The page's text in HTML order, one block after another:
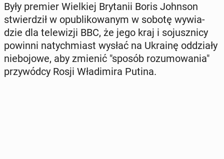
Były premier Wiel­kiej Bry­ta­nii Boris Johnson
stwier­dził w opu­bli­ko­wa­nym w sobotę wy­wia­
dzie dla te­le­wi­zji BBC, że jego kraj i so­jusz­ni­cy
powinni na­tych­miast wysłać na Ukrainę od­dzia­ły
nie­bo­jo­we, aby zmienić "sposób ro­zu­mo­wa­nia"
przy­wód­cy Rosji Wła­di­mi­ra Putina.